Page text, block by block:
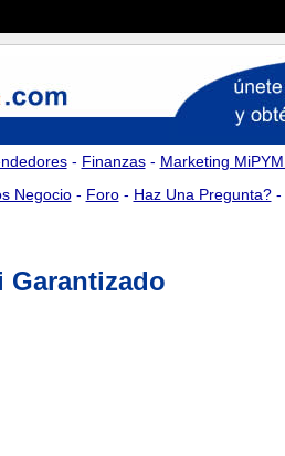
- Finanzas- Marketing
Negocio- Foro- Haz Una Pregunta?-
Garantizado